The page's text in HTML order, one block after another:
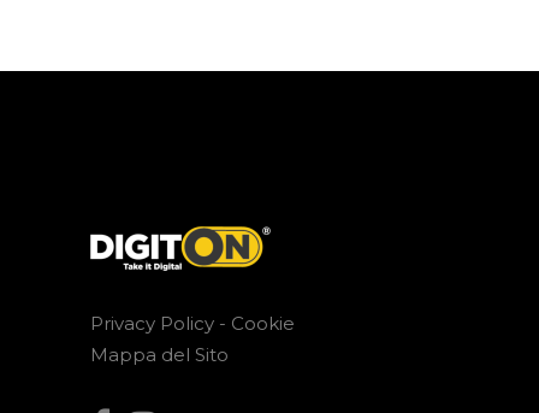
Privacy Policy - Cookie
Mappa del Sito